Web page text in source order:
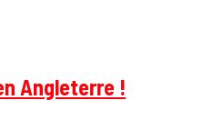
Angleterre !